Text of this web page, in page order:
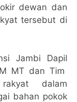
dewan dan
tersebut di
Jambi Dapil
MT dan Tim
rakyat dalam
bahan pokok